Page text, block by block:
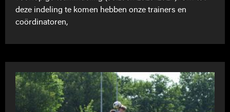
deze indeling te komen hebben onze trainers en
coördinatoren,